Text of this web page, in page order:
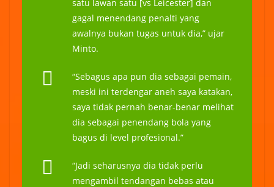
satu lawan satu [vs Leicester] dan
gagal menendang penalti yang
awalnya bukan tugas untuk dia,” ujar
Minto.
“Sebagus apa pun dia sebagai pemain,
meski ini terdengar aneh saya katakan,
saya tidak pernah benar-benar melihat
dia sebagai penendang bola yang
bagus di level profesional.”
“Jadi seharusnya dia tidak perlu
mengambil tendangan bebas atau